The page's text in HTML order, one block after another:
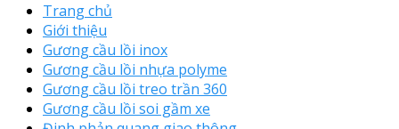
Trang chủ
Giới thiệu
Gương cầu lồi inox
Gương cầu lồi nhựa polyme
Gương cầu lồi treo trần 360
Gương cầu lồi soi gầm xe